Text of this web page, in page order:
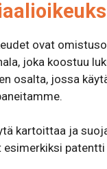
ovat
joka koostuu
osalta, jossa
kartoittaa ja
esimerkiksi